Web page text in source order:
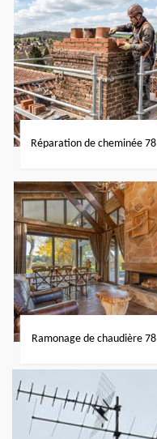
Réparation de cheminée 78
Ramonage de chaudière 78